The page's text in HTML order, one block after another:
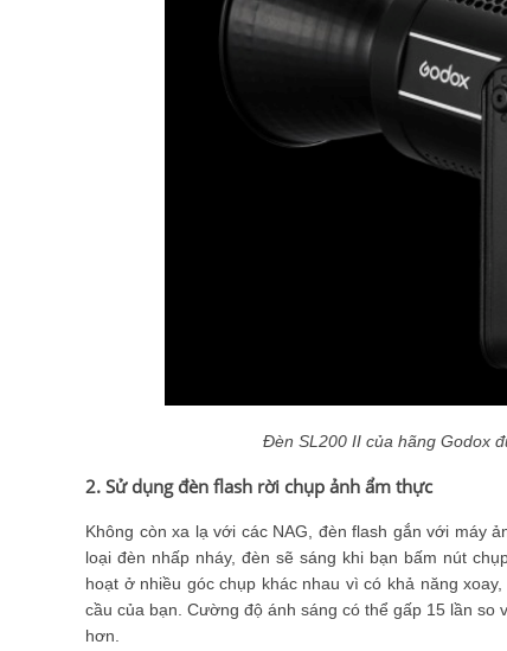
Đèn SL200 II của hãng Godox
2. Sử dụng đèn flash rời chụp ảnh ẩm thực
Không còn xa lạ với các NAG, đèn flash gắn với máy
loại đèn nhấp nháy, đèn sẽ sáng khi bạn bấm nút
hoạt ở nhiều góc chụp khác nhau vì có khả năng
cầu của bạn. Cường độ ánh sáng có thể gấp 15 lần
hơn.